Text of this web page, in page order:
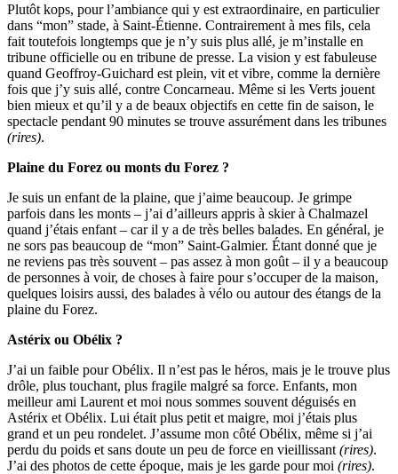
Plutôt kops, pour l’ambiance qui y est extraordinaire, en particulier
dans “mon” stade, à Saint-Étienne. Contrairement à mes fils, cela
fait toutefois longtemps que je n’y suis plus allé, je m’installe en
tribune officielle ou en tribune de presse. La vision y est fabuleuse
quand Geoffroy-Guichard est plein, vit et vibre, comme la dernière
fois que j’y suis allé, contre Concarneau. Même si les Verts jouent
bien mieux et qu’il y a de beaux objectifs en cette fin de saison, le
spectacle pendant 90 minutes se trouve assurément dans les tribunes
(rires).
Plaine du Forez ou monts du Forez ?
Je suis un enfant de la plaine, que j’aime beaucoup. Je grimpe
parfois dans les monts – j’ai d’ailleurs appris à skier à Chalmazel
quand j’étais enfant – car il y a de très belles balades. En général, je
ne sors pas beaucoup de “mon” Saint-Galmier. Étant donné que je
ne reviens pas très souvent – pas assez à mon goût – il y a beaucoup
de personnes à voir, de choses à faire pour s’occuper de la maison,
quelques loisirs aussi, des balades à vélo ou autour des étangs de la
plaine du Forez.
Astérix ou Obélix ?
J’ai un faible pour Obélix. Il n’est pas le héros, mais je le trouve plus
drôle, plus touchant, plus fragile malgré sa force. Enfants, mon
meilleur ami Laurent et moi nous sommes souvent déguisés en
Astérix et Obélix. Lui était plus petit et maigre, moi j’étais plus
grand et un peu rondelet. J’assume mon côté Obélix, même si j’ai
perdu du poids et sans doute un peu de force en vieillissant (rires).
J’ai des photos de cette époque, mais je les garde pour moi (rires).